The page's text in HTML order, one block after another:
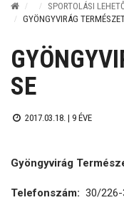
SPORTOLÁSI
GYÖNGYVIRÁG
SE
2017.03.18. | 9 ÉVE
Gyöngyvirág
Telefonszám: 30/226-